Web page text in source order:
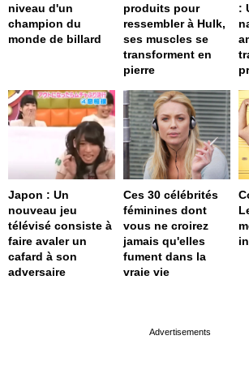
niveau d'un
champion du
monde de billard
produits pour
ressembler à Hulk,
ses muscles se
transforment en
pierre
:
Japon : Un
nouveau jeu
télévisé consiste à
faire avaler un
cafard à son
adversaire
Ces 30 célébrités
féminines dont
vous ne croirez
jamais qu'elles
fument dans la
vraie vie